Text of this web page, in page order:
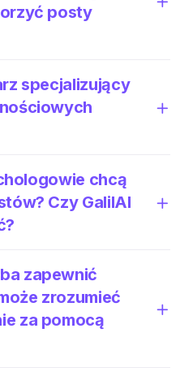
posty
specjalizujący
chcą
Czy GalilAI
zapewnić
zrozumieć
za pomocą